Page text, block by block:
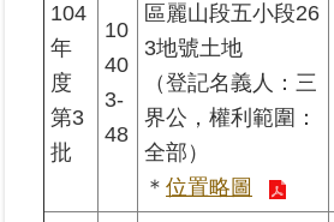
104
年
度
第3
批
10
40
3-
48
區麗山段五小段26
3地號土地
（登記名義人：三
界公，權利範圍：
全部）
＊ 位置略圖